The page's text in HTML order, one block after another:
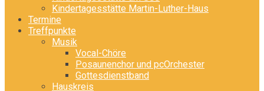
Kindertagesstätte Martin-Luther-Haus
Termine
Treffpunkte
Musik
Vocal-Chöre
Posaunenchor und pcOrchester
Gottesdienstband
Hauskreis